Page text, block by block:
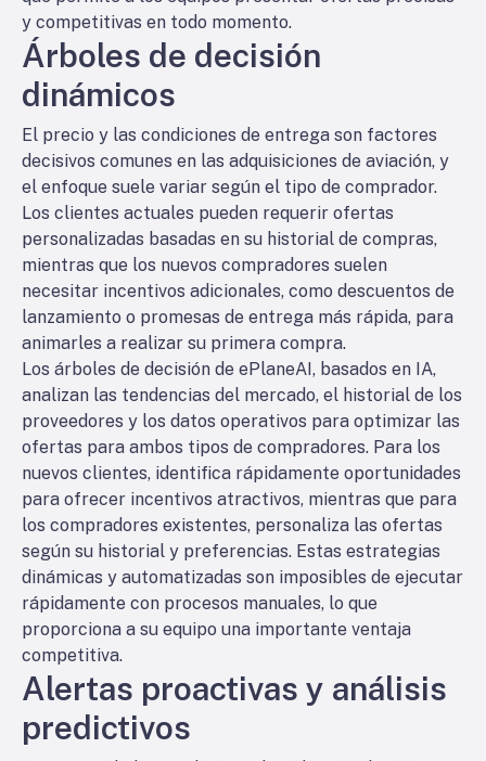
y competitivas en todo momento.
Árboles de decisión
dinámicos
El precio y las condiciones de entrega son factores
decisivos comunes en las adquisiciones de aviación, y
el enfoque suele variar según el tipo de comprador.
Los clientes actuales pueden requerir ofertas
personalizadas basadas en su historial de compras,
mientras que los nuevos compradores suelen
necesitar incentivos adicionales, como descuentos de
lanzamiento o promesas de entrega más rápida, para
animarles a realizar su primera compra.
Los árboles de decisión de ePlaneAI, basados en IA,
analizan las tendencias del mercado, el historial de los
proveedores y los datos operativos para optimizar las
ofertas para ambos tipos de compradores. Para los
nuevos clientes, identifica rápidamente oportunidades
para ofrecer incentivos atractivos, mientras que para
los compradores existentes, personaliza las ofertas
según su historial y preferencias. Estas estrategias
dinámicas y automatizadas son imposibles de ejecutar
rápidamente con procesos manuales, lo que
proporciona a su equipo una importante ventaja
competitiva.
Alertas proactivas y análisis
predictivos